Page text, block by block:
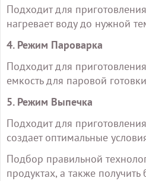
Подходит для
нагревает воду до нужной
4. Режим Пароварка
Подходит для
емкость для паровой
5. Режим Выпечка
Подходит для
создает оптимальные
Подбор правильной
продуктах, а также